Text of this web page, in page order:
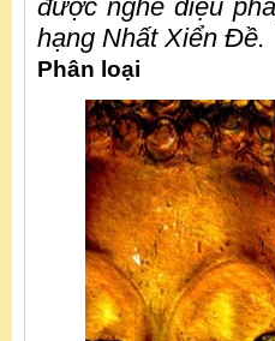
được nghe diệu
hạng Nhất Xiển Đề.
Phân loại